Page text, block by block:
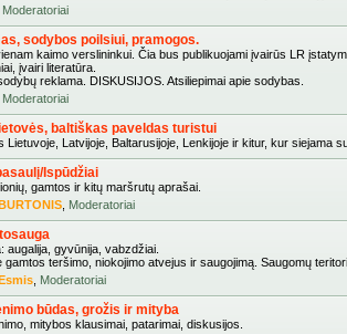
Moderatoriai
sodybos poilsiui, pramogos.
kaimo verslininkui. Čia bus publikuojami įvairūs LR
įvairi literatūra.
reklama. DISKUSIJOS. Atsiliepimai apie sodybas.
Moderatoriai
baltiškas paveldas turistui
Lietuvoje, Latvijoje, Baltarusijoje, Lenkijoje ir kitur, kur siejama
Ispūdžiai
gamtos ir kitų maršrutų aprašai.
Moderatoriai
augalija, gyvūnija, vabzdžiai.
gamtos teršimo, niokojimo atvejus ir saugojimą. Saugomų
Moderatoriai
būdas, grožis ir mityba
mitybos klausimai, patarimai, diskusijos.